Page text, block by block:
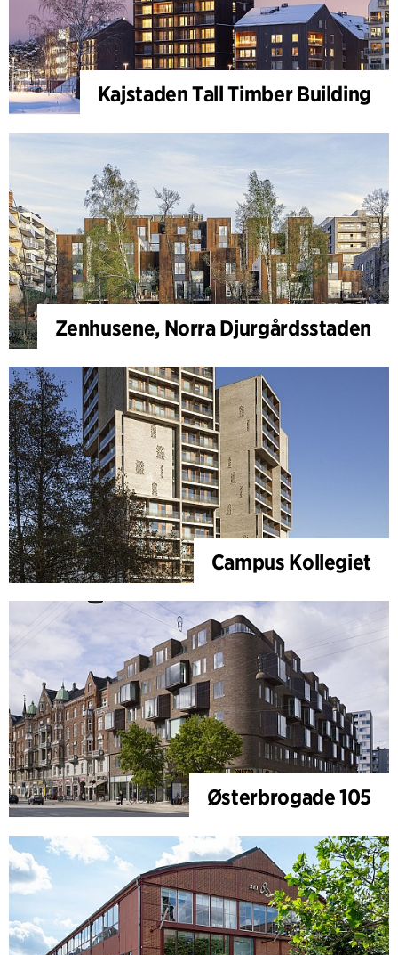
Kajstaden Tall Timber Building
Zenhusene, Norra Djurgårdsstaden
Campus Kollegiet
Østerbrogade 105